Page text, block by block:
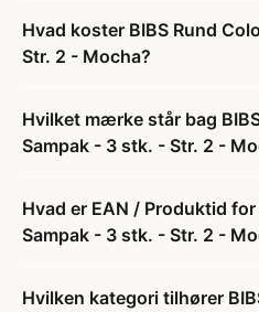
Hvad koster BIBS Rund
Str. 2 - Mocha?
Hvilket mærke står bag
Sampak - 3 stk. - Str. 2 -
Hvad er EAN / Produktid
Sampak - 3 stk. - Str. 2 -
Hvilken kategori tilhører